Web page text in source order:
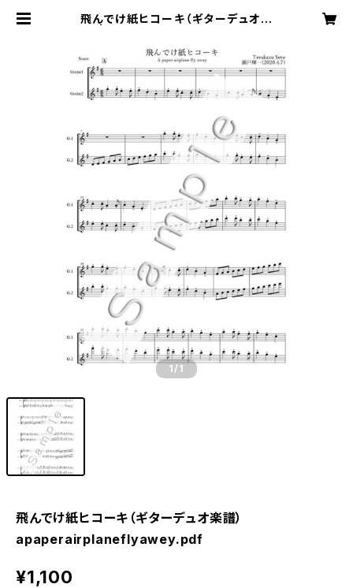
飛んでけ紙ヒコーキ（ギターデュオ楽
1/1
飛んでけ紙ヒコーキ（ギターデュオ楽譜）
apaperairplaneflyawey.pdf
¥1,100